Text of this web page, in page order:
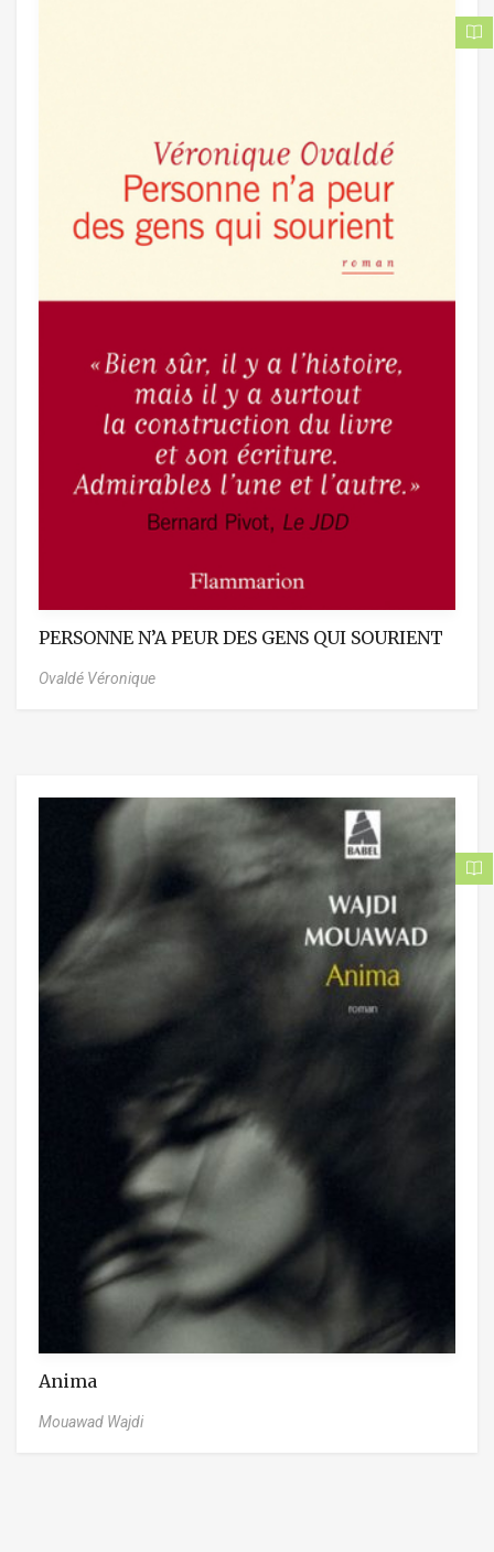
PERSONNE N’A PEUR DES GENS QUI SOURIENT
Ovaldé Véronique
Anima
Mouawad Wajdi